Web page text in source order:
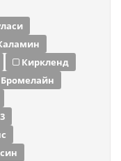
Киркленд
Бромелайн